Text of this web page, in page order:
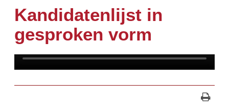
Kandidatenlijst in
gesproken vorm